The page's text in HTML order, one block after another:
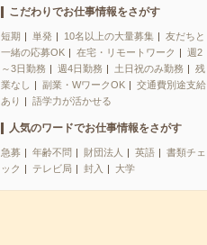
こだわりでお仕事情報をさがす
短期 単発 10名以上の大量募集
友だちと
一緒の応募OK
在宅・リモートワーク
週2
～3日勤務
週4日勤務 土日祝のみ勤務
残
業なし
副業・WワークOK
交通費別途支給
あり
語学力が活かせる
人気のワードでお仕事情報をさがす
急募 年齢不問 財団法人 英語
書類チェ
ック
テレビ局 封入 大学